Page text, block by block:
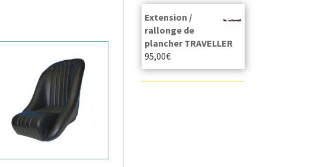
Extension /
rallonge de
plancher TRAVELLER
95,00€